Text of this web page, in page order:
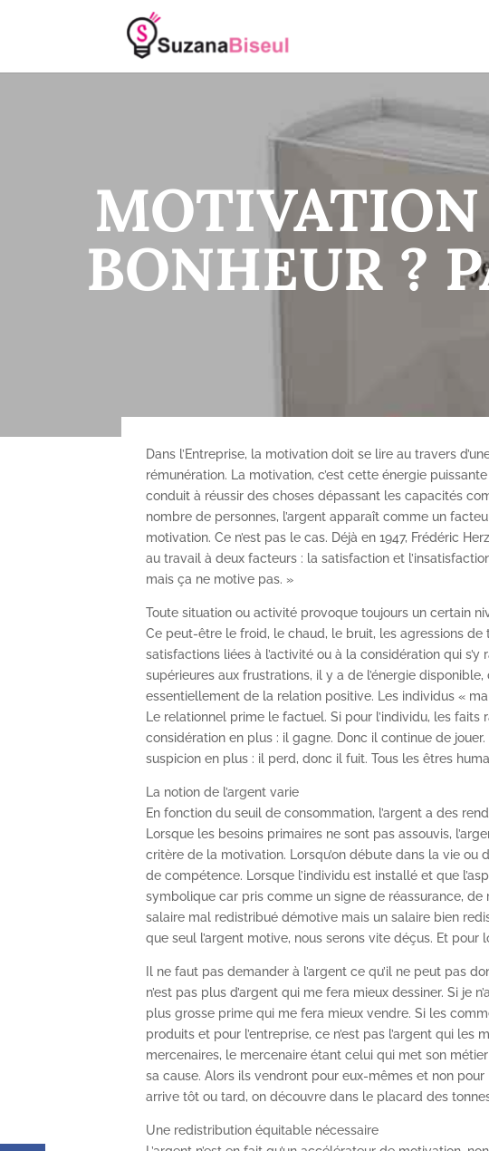
MOTIVATION
BONHEUR ?
Dans l’Entreprise, la motivation doit se lire au travers
rémunération. La motivation, c’est cette énergie
conduit à réussir des choses dépassant les capacités
nombre de personnes, l’argent apparaît comme un
motivation. Ce n’est pas le cas. Déjà en 1947, Frédéric
au travail à deux facteurs : la satisfaction et
mais ça ne motive pas. »
Toute situation ou activité provoque toujours un certain
Ce peut-être le froid, le chaud, le bruit, les agressions
satisfactions liées à l’activité ou à la considération qui
supérieures aux frustrations, il y a de l’énergie
essentiellement de la relation positive. Les individus «
Le relationnel prime le factuel. Si pour l’individu, les
considération en plus : il gagne. Donc il continue de
suspicion en plus : il perd, donc il fuit. Tous les êtres
La notion de l’argent varie
En fonction du seuil de consommation, l’argent a des
Lorsque les besoins primaires ne sont pas assouvis,
critère de la motivation. Lorsqu’on débute dans la vie ou
de compétence. Lorsque l’individu est installé et que
symbolique car pris comme un signe de réassurance,
salaire mal redistribué démotive mais un salaire bien
que seul l’argent motive, nous serons vite déçus. Et pour
Il ne faut pas demander à l’argent ce qu’il ne peut pas
n’est pas plus d’argent qui me fera mieux dessiner. Si je
plus grosse prime qui me fera mieux vendre. Si les
produits et pour l’entreprise, ce n’est pas l’argent qui
mercenaires, le mercenaire étant celui qui met son
sa cause. Alors ils vendront pour eux-mêmes et non
arrive tôt ou tard, on découvre dans le placard des
Une redistribution équitable nécessaire